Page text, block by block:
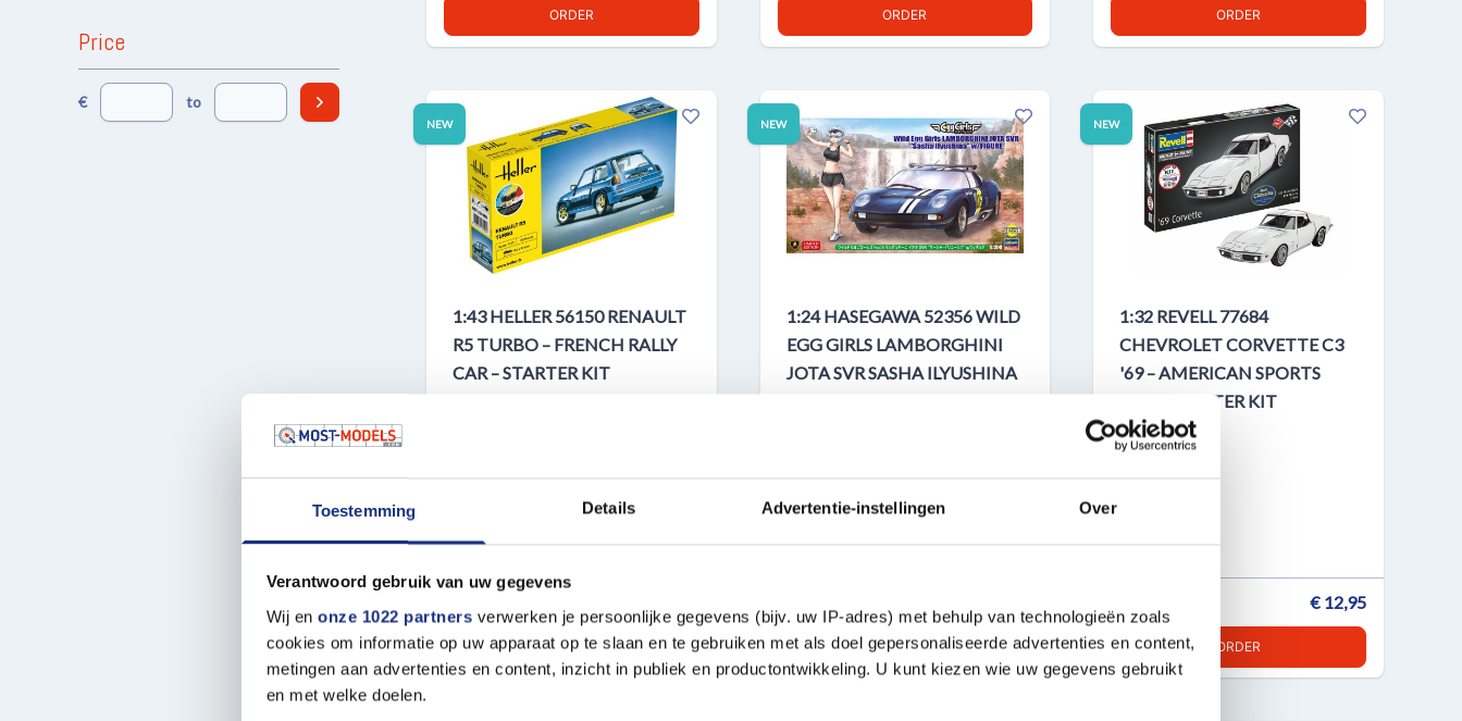
Toestemming Details Advertentie-instellingen Over
Verantwoord gebruik van uw gegevens
Wij en onze 1022 partners verwerken je persoonlijke gegevens (bijv. uw IP-adres) met behulp van technologieën zoals
cookies om informatie op uw apparaat op te slaan en te gebruiken met als doel gepersonaliseerde advertenties en content,
metingen aan advertenties en content, inzicht in publiek en productontwikkeling. U kunt kiezen wie uw gegevens gebruikt
en met welke doelen.
Price
€ to
ORDER ORDER ORDER
NEW
1:43 HELLER 56150 RENAULT
R5 TURBO – FRENCH RALLY
CAR – STARTER KIT
ON STOCK
ORDER
NEW
1:24 HASEGAWA 52356 WILD
EGG GIRLS LAMBORGHINI
JOTA SVR SASHA ILYUSHINA
ON STOCK
ORDER
NEW
1:32 REVELL 77684
CHEVROLET CORVETTE C3
'69 – AMERICAN SPORTS
CAR – STARTER KIT
Plastic Model kit
REV77684
ON STOCK
€ 12,95
ORDER